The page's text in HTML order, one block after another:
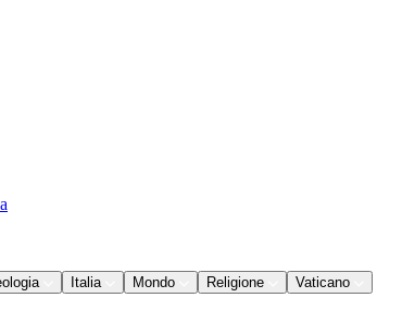
Italia Mondo Religione Vaticano